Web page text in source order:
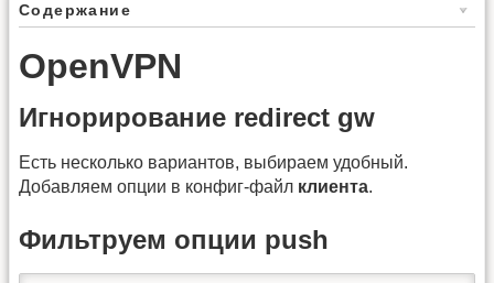
Содержание
OpenVPN
Игнорирование redirect gw
Есть несколько вариантов, выбираем удобный.
Добавляем опции в конфиг-файл клиента.
Фильтруем опции push